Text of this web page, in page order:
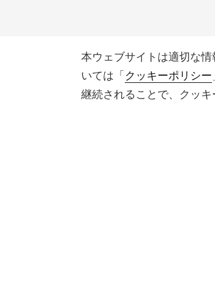
本ウェブサイトは適切な
いては「 クッキーポリシー
継続されることで、クッキ